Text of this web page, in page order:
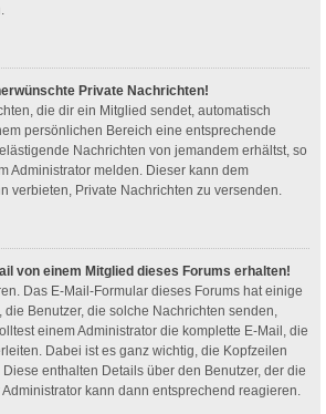
Private Nachrichten!
die dir ein Mitglied sendet, automatisch
persönlichen Bereich eine entsprechende
Nachrichten von jemandem erhältst, so
Administrator melden. Dieser kann dem
verbieten, Private Nachrichten zu versenden.
von einem Mitglied dieses Forums erhalten!
Das E-Mail-Formular dieses Forums hat einige
Benutzer, die solche Nachrichten senden,
einem Administrator die komplette E-Mail, die
Dabei ist es ganz wichtig, die Kopfzeilen
enthalten Details über den Benutzer, der die
kann dann entsprechend reagieren.